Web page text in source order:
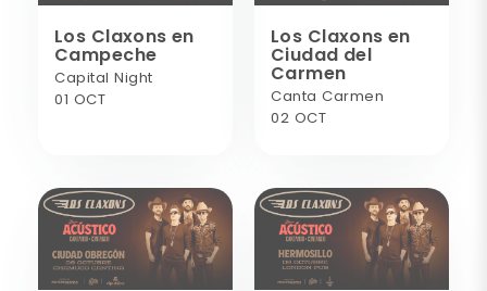
Los Claxons en
Campeche
Capital Night
01 OCT
Los Claxons en
Ciudad del
Carmen
Canta Carmen
02 OCT